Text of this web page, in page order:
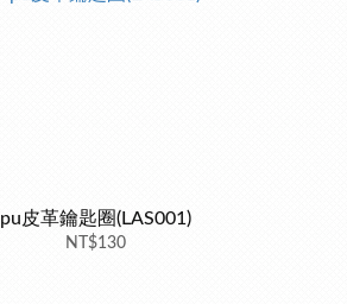
pu皮革鑰匙圈(LAS001)
NT$130